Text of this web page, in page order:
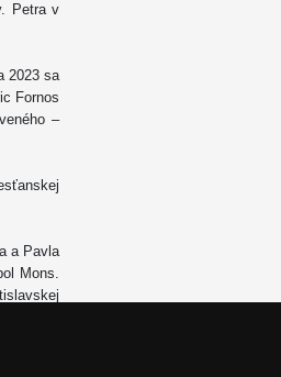
Petra v
2023 sa
Fornos
–
a Pavla
Mons.